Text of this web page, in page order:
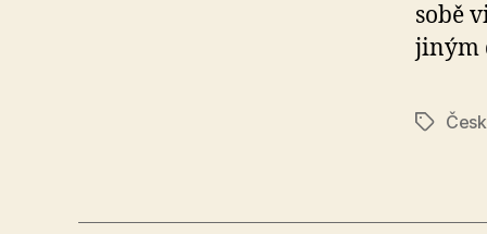
sobě
jiným
Štítky